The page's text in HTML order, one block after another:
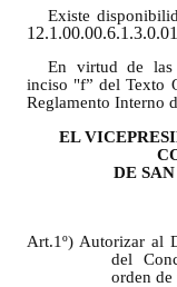
Dictámenes
Actas de Sesión
Informes de
Ejecución
Actas de
NORMATIVA
Existe
En virtud de las
inciso "f” del Texto
Reglamento Interno
EL
DE
Art.1º) Autorizar al
del
orden de